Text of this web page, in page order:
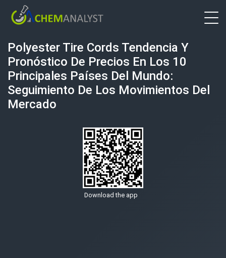
Polyester Tire Cords Tendencia Y
Pronóstico De Precios En Los 10
Principales Países Del Mundo:
Seguimiento De Los Movimientos Del
Mercado
Download the app